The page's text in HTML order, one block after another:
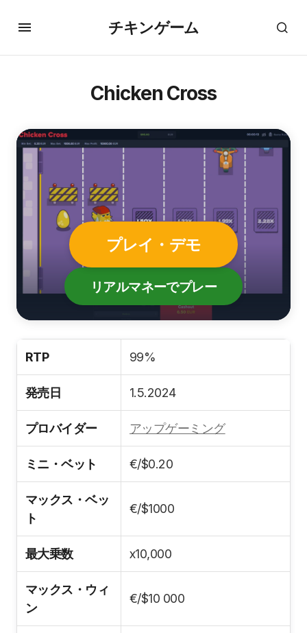
チキンゲーム
Chicken Cross
プレイ・デモ
リアルマネーでプレー
RTP 99%
発売日 1.5.2024
プロバイダー アップゲーミング
ミニ・ベット €/$0.20
マックス・ベッ
ト
€/$1000
最大乗数 x10,000
マックス・ウィ
ン
€/$10 000